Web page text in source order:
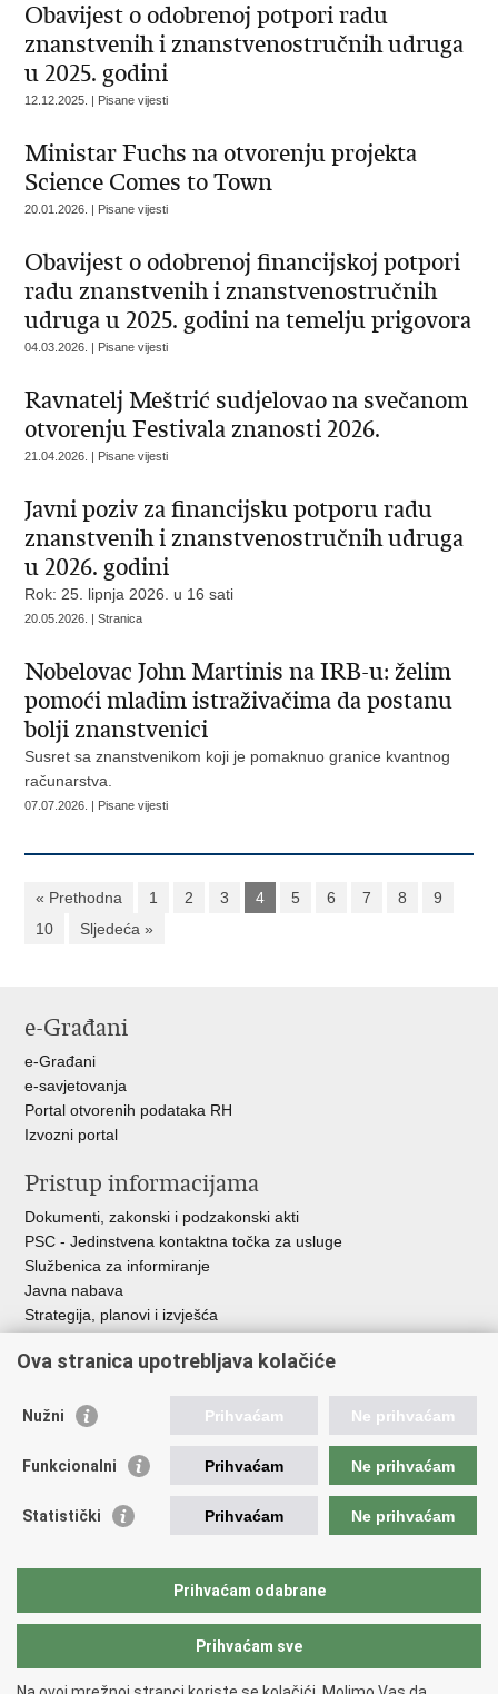
Obavijest o odobrenoj potpori radu
znanstvenih i znanstvenostručnih udruga
u 2025. godini
12.12.2025. | Pisane vijesti
Ministar Fuchs na otvorenju projekta
Science Comes to Town
20.01.2026. | Pisane vijesti
Obavijest o odobrenoj financijskoj potpori
radu znanstvenih i znanstvenostručnih
udruga u 2025. godini na temelju prigovora
04.03.2026. | Pisane vijesti
Ravnatelj Meštrić sudjelovao na svečanom
otvorenju Festivala znanosti 2026.
21.04.2026. | Pisane vijesti
Javni poziv za financijsku potporu radu
znanstvenih i znanstvenostručnih udruga
u 2026. godini
Rok: 25. lipnja 2026. u 16 sati
20.05.2026. | Stranica
Nobelovac John Martinis na IRB-u: želim
pomoći mladim istraživačima da postanu
bolji znanstvenici
Susret sa znanstvenikom koji je pomaknuo granice kvantnog
računarstva.
07.07.2026. | Pisane vijesti
« Prethodna 1 2 3 4 5 6 7 8
9
10
Sljedeća »
e-Građani
e-Građani
e-savjetovanja
Portal otvorenih podataka RH
Izvozni portal
Pristup informacijama
Dokumenti, zakonski i podzakonski akti
PSC - Jedinstvena kontaktna točka za usluge
Službenica za informiranje
Javna nabava
Strategija, planovi i izvješća
Korisne poveznice
Vlada RH
ASOO
CARNET
Ova stranica upotrebljava kolačiće
Nužni Prihvaćam Ne prihvaćam
Funkcionalni Prihvaćam Ne prihvaćam
Statistički Prihvaćam Ne prihvaćam
Prihvaćam odabrane
Prihvaćam sve